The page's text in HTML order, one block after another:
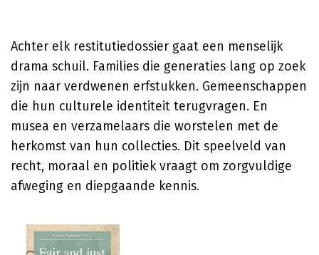
Achter elk restitutiedossier gaat een menselijk
drama schuil. Families die generaties lang op zoek
zijn naar verdwenen erfstukken. Gemeenschappen
die hun culturele identiteit terugvragen. En
musea en verzamelaars die worstelen met de
herkomst van hun collecties. Dit speelveld van
recht, moraal en politiek vraagt om zorgvuldige
afweging en diepgaande kennis.